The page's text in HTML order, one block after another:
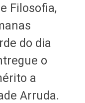
Filosofia,
do dia
o
a
Arruda.